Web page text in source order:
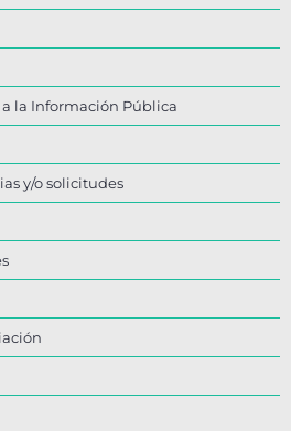
a la Información Pública
y/o solicitudes